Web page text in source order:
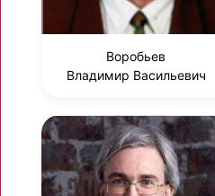
Воробьев
Владимир Васильевич